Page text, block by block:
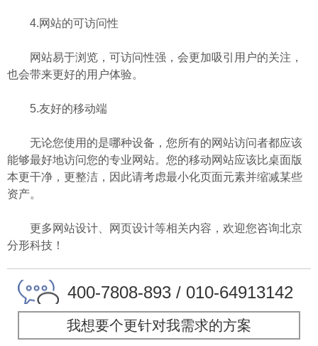
4.网站的可访问性
网站易于浏览，可访问性强，会更加吸引用户的关注，
也会带来更好的用户体验。
5.友好的移动端
无论您使用的是哪种设备，您所有的网站访问者都应该
能够最好地访问您的专业网站。您的移动网站应该比桌面版
本更干净，更整洁，因此请考虑最小化页面元素并缩减某些
资产。
更多网站设计、网页设计等相关内容，欢迎您咨询北京
分形科技！
400-7808-893 / 010-64913142
我想要个更针对我需求的方案